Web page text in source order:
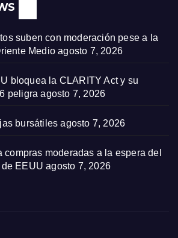
suben con moderación pese a la
Medio agosto 7, 2026
bloquea la CLARITY Act y su
peligra agosto 7, 2026
bursátiles agosto 7, 2026
compras moderadas a la espera del
EEUU agosto 7, 2026